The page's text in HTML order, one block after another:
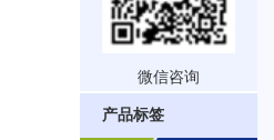
微信咨询
产品标签